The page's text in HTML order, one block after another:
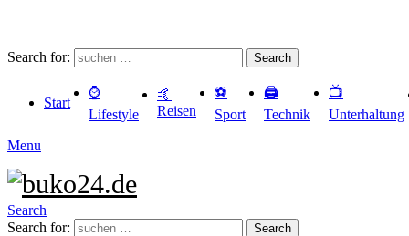
Search for: Search
Start
⌚️
Lifestyle
🤙
Reisen
⚽️
Sport
🖨️
Technik
📺
Unterhaltung
Menu
Search
Search for:
Search